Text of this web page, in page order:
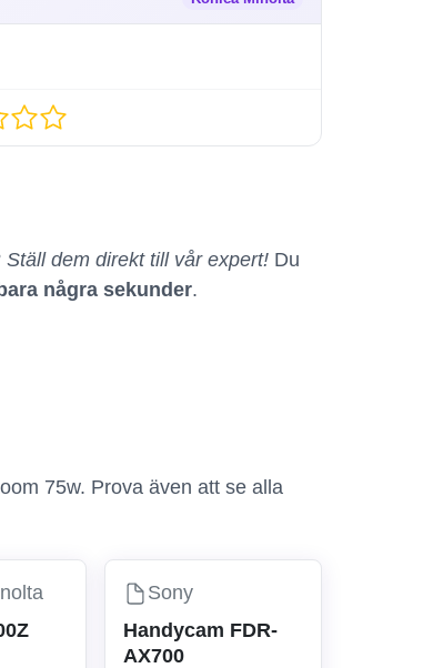
Ställ dem direkt till vår expert! Du
några sekunder.
75w. Prova även att se alla
Sony
Handycam FDR-
AX700